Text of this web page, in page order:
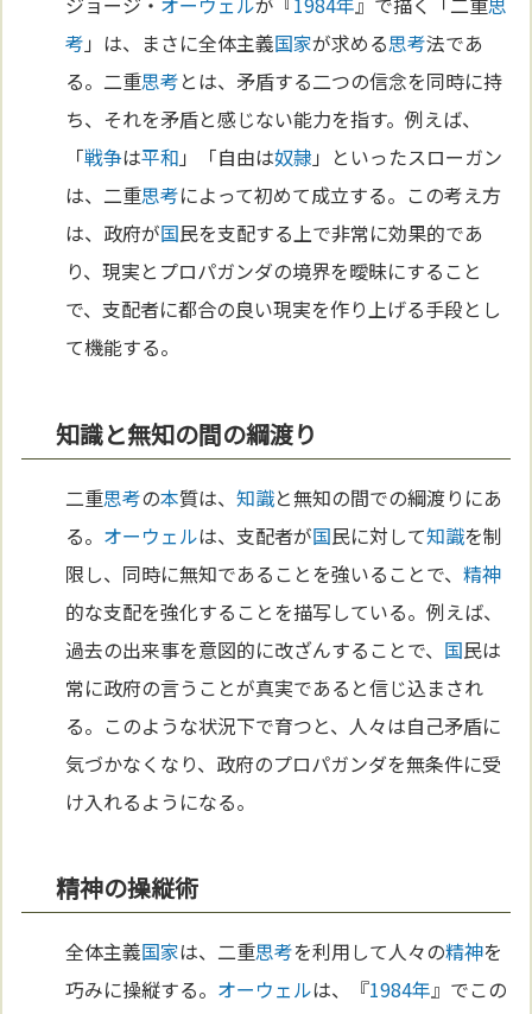
考 」は、まさに全体主義国家が求める思考法であ
る。二重思考とは、矛盾する二つの信念を同時に持
ち、それを矛盾と感じない能力を指す。例えば、
「戦争は平和 」「自由は奴隷 」といったスローガン
は、二重思考によって初めて成立する。この考え方
は、政府が国民を支配する上で非常に効果的であ
り、現実とプロパガンダの境界を曖昧にすること
で、支配者に都合の良い現実を作り上げる手段とし
て機能する。
知識と無知の間の綱渡り
二重思考の本質は、知識と無知の間での綱渡りにあ
る。 オーウェルは、支配者が国民に対して知識を制
限し、同時に無知であることを強いることで、精神
的な支配を強化することを描写している。例えば、
過去の出来事を意図的に改ざんすることで、 国民は
常に政府の言うことが真実であると信じ込まされ
る。このような状況下で育つと、人々は自己矛盾に
気づかなくなり、政府のプロパガンダを無条件に受
け入れるようになる。
精神の操縦術
全体主義国家は、二重思考を利用して人々の精神を
巧みに操縦する。 オーウェルは、『1984年』でこの